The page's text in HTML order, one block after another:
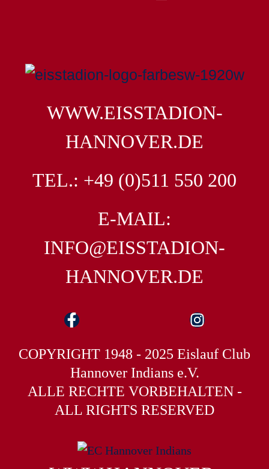
WWW.EISSTADION-
HANNOVER.DE
TEL.: +49 (0)511 550 200
E-MAIL:
INFO@EISSTADION-
HANNOVER.DE
COPYRIGHT 1948 - 2025 Eislauf Club
Hannover Indians e.V.
ALLE RECHTE VORBEHALTEN -
ALL RIGHTS RESERVED